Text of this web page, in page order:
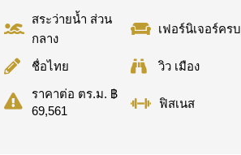
สระว่ายน้ำ ส่วน
กลาง
เฟอร์นิเจอร์ครบ
ชื่อไทย
วิว เมือง
ราคาต่อ ตร.ม. ฿
69,561
ฟิสเนส